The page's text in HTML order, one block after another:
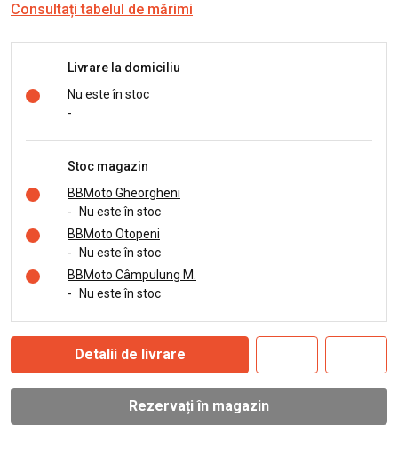
Consultați tabelul de mărimi
Livrare la domiciliu
Nu este în stoc
-
Stoc magazin
BBMoto Gheorgheni
-
Nu este în stoc
BBMoto Otopeni
-
Nu este în stoc
BBMoto Câmpulung M.
-
Nu este în stoc
Detalii de livrare
Rezervați în magazin